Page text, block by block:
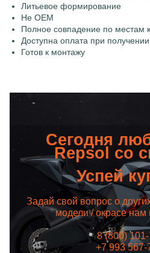
Литьевое формирование
Не OEM
Полное совпадение по местам
Доступна оплата при получении
Готов к монтажу
Сегодня
Repsol со
Успей
Задай свой вопрос о
модели / окрасе
8 (800)
+7 993 567-